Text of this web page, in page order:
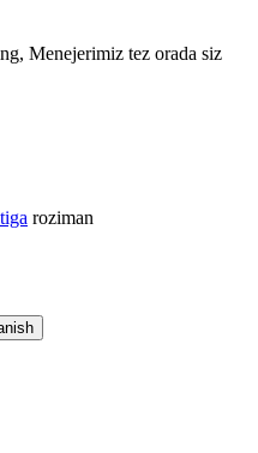
Menejerimiz tez orada siz
roziman